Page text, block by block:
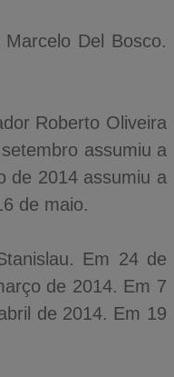
Del Bosco.
Roberto Oliveira
assumiu a
de 2014 assumiu a
de maio.
Em 24 de
de 2014. Em 7
de 2014. Em 19